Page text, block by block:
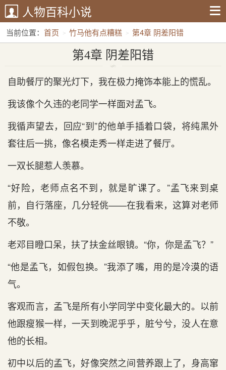
人物百科小说
当前位置： 首页 竹马他有点糟糕 第4章 阴差阳错
第4章 阴差阳错
自助餐厅的聚光灯下，我在极力掩饰本能上的慌乱。
我该像个久违的老同学一样面对孟飞。
我循声望去，回应“到”的他单手插着口袋，将纯黑外
套往后一挑，像名模走秀一样走进了餐厅。
一双长腿惹人羡慕。
“好险，老师点名不到，就是旷课了。”孟飞来到桌
前，自行落座，几分轻佻——在我看来，这算对老师
不敬。
老邓目瞪口呆，扶了扶金丝眼镜。“你，你是孟飞？”
“他是孟飞，如假包换。”我添了嘴，用的是冷漠的语
气。
客观而言，孟飞是所有小学同学中变化最大的。以前
他跟瘦猴一样，一天到晚泥乎乎，脏兮兮，没人在意
他的长相。
初中以后的孟飞，好像突然之间营养跟上了，身高窜